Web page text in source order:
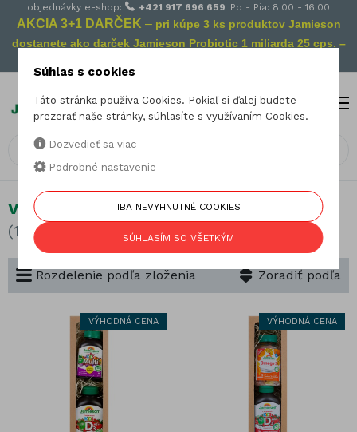
objednávky e-shop: +421 917 696 659 Po - Pia: 8:00 - 16:00
AKCIA 3+1 DARČEK – pri kúpe 3 ks produktov Jamieson
dostanete ako darček Jamieson Probiotic 1 miliarda 25 cps. –
0
Vitamíny pre deti
(12 produktov)
Zoradiť podľa
Rozdelenie podľa zloženia
VÝHODNÁ CENA VÝHODNÁ CENA
Súhlas s cookies
Táto stránka používa Cookies. Pokiaľ si ďalej budete
prezerať naše stránky, súhlasíte s využívaním Cookies.
Dozvedieť sa viac
Podrobné nastavenie
IBA NEVYHNUTNÉ COOKIES
SÚHLASÍM SO VŠETKÝM